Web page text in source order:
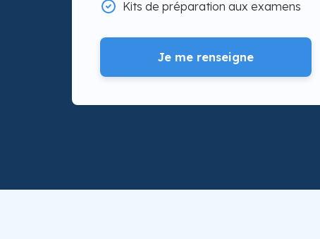
Kits de préparation aux examens
Je me renseigne